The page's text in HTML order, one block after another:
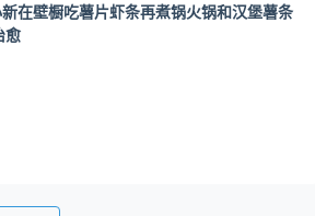
在壁橱吃薯片虾条再煮锅火锅和汉堡薯条
愈